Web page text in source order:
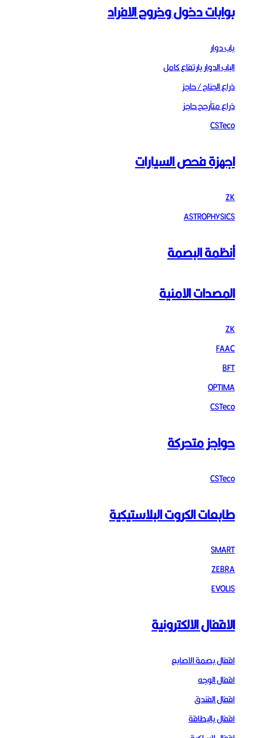
بوابات دخول وخروج الافراد
باب دوار
الباب الدوار بارتفاع كامل
ذراع الجناح / حاجز
ذراع متأرجح حاجز
CSTeco
اجهزة فحص السيارات
ZK
ASTROPHYSICS
أنظمة البصمة
المصدات الامنية
ZK
FAAC
BFT
OPTIMA
CSTeco
حواجز متحركة
CSTeco
طابعات الكروت البلاستيكية
SMART
ZEBRA
EVOLIS
الاقفال الالكترونية
اقفال بصمة الاصابع
اقفال الوجه
اقفال الفندق
اقفال بالبطاقة